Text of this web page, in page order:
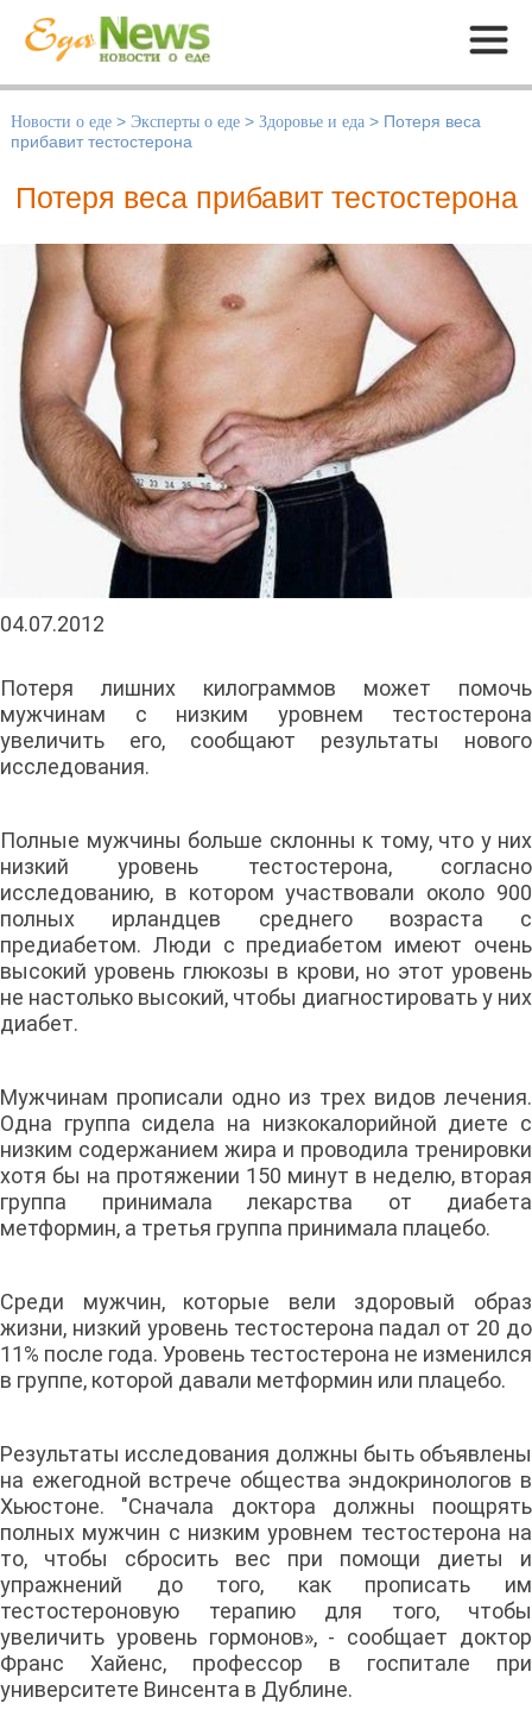
Меню
Новости о еде > Эксперты о еде > Здоровье и еда > Потеря веса
прибавит тестостерона
Потеря веса прибавит тестостерона
04.07.2012
Потеря лишних килограммов может помочь
мужчинам с низким уровнем тестостерона
увеличить его, сообщают результаты нового
исследования.
Полные мужчины больше склонны к тому, что у них
низкий уровень тестостерона, согласно
исследованию, в котором участвовали около 900
полных ирландцев среднего возраста с
предиабетом. Люди с предиабетом имеют очень
высокий уровень глюкозы в крови, но этот уровень
не настолько высокий, чтобы диагностировать у них
диабет.
Мужчинам прописали одно из трех видов лечения.
Одна группа сидела на низкокалорийной диете с
низким содержанием жира и проводила тренировки
хотя бы на протяжении 150 минут в неделю, вторая
группа принимала лекарства от диабета
метформин, а третья группа принимала плацебо.
Среди мужчин, которые вели здоровый образ
жизни, низкий уровень тестостерона падал от 20 до
11% после года. Уровень тестостерона не изменился
в группе, которой давали метформин или плацебо.
Результаты исследования должны быть объявлены
на ежегодной встрече общества эндокринологов в
Хьюстоне. "Сначала доктора должны поощрять
полных мужчин с низким уровнем тестостерона на
то, чтобы сбросить вес при помощи диеты и
упражнений до того, как прописать им
тестостероновую терапию для того, чтобы
увеличить уровень гормонов», - сообщает доктор
Франс Хайенс, профессор в госпитале при
университете Винсента в Дублине.